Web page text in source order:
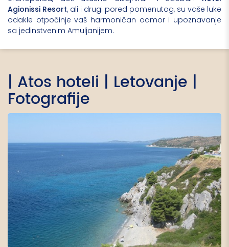
Agionissi Resort, ali i drugi pored pomenutog, su vaše luke
odakle otpočinje vaš harmoničan odmor i upoznavanje
sa jedinstvenim Amuljanijem.
| Atos hoteli | Letovanje |
Fotografije